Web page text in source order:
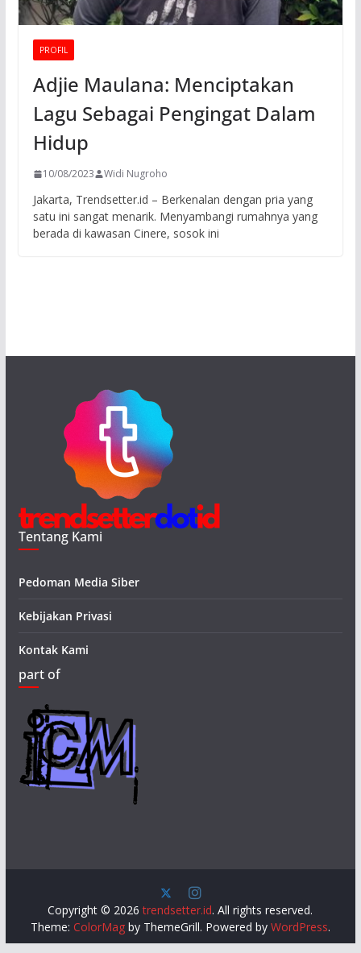
PROFIL
Adjie Maulana: Menciptakan
Lagu Sebagai Pengingat Dalam
Hidup
10/08/2023 Widi Nugroho
Jakarta, Trendsetter.id – Berkenalan dengan pria yang
satu ini sangat menarik. Menyambangi rumahnya yang
berada di kawasan Cinere, sosok ini
Tentang Kami
Pedoman Media Siber
Kebijakan Privasi
Kontak Kami
part of
Copyright © 2026trendsetter.id. All rights reserved.
Theme: ColorMagby ThemeGrill. Powered by WordPress.